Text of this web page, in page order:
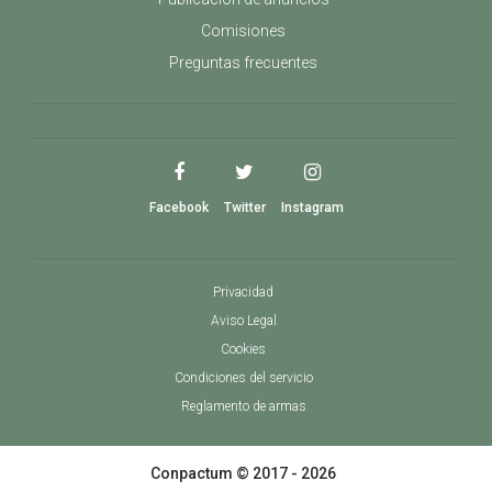
popularidad de manera progresiva, pero hemos
pensado en este tipo de armas y por este
motivo disponemos de una sección
especialmente dedicada a ellos.
Comisiones
Preguntas frecuentes
Facebook Twitter Instagram
Privacidad
Aviso Legal
Cookies
Condiciones del servicio
Reglamento de armas
Conpactum © 2017 - 2026